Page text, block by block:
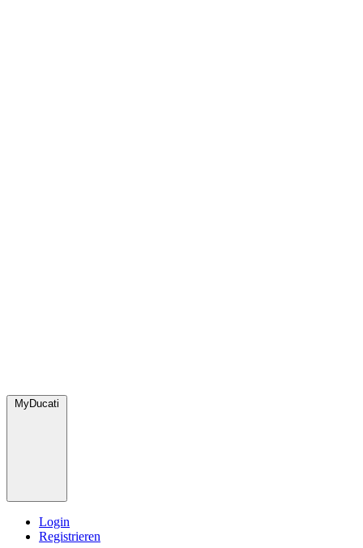
MyDucati
Login
Registrieren